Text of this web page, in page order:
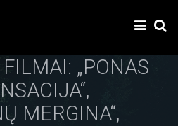
„PONAS
MERGINA“,